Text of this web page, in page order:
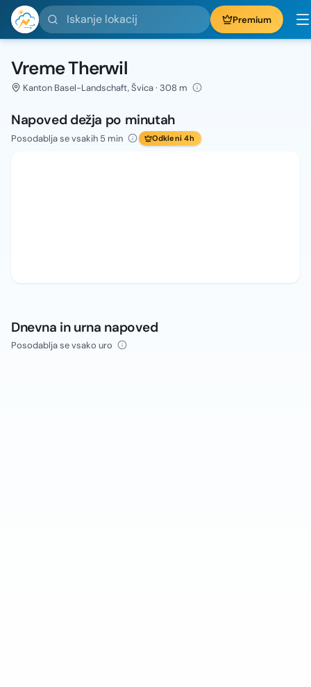
Iskanje lokacij Premium
Vreme Therwil
Kanton Basel-Landschaft, Švica · 308 m
Napoved dežja po minutah
Posodablja se vsakih 5 min Odkleni 4h
Dnevna in urna napoved
Posodablja se vsako uro